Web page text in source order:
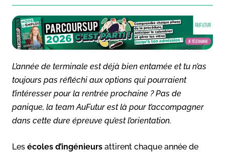
L’année de terminale est déjà bien entamée et tu n’as
toujours pas réfléchi aux options qui pourraient
t’intéresser pour la rentrée prochaine ? Pas de
panique, la team AuFutur est là pour t’accompagner
dans cette dure épreuve qu’est l’orientation.
Les écoles d’ingénieurs attirent chaque année de